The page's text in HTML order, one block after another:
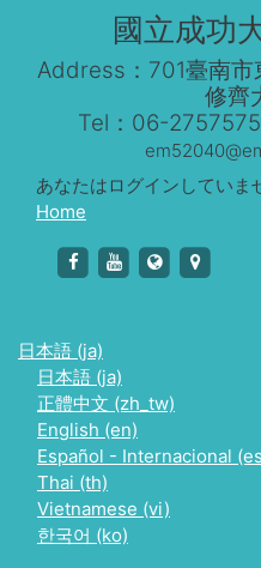
國立成功
Address：701臺南市
修齊
Tel：06-
あなたはログインしていま
Home
https://https://http://
日本語 ‎(ja)‎
日本語 ‎(ja)‎
正體中文 ‎(zh_tw)‎
English ‎(en)‎
Español - Internacional
Thai ‎(th)‎
Vietnamese ‎(vi)‎
한국어 ‎(ko)‎